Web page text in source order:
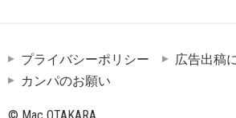
プライバシーポリシー
広告出稿
カンパのお願い